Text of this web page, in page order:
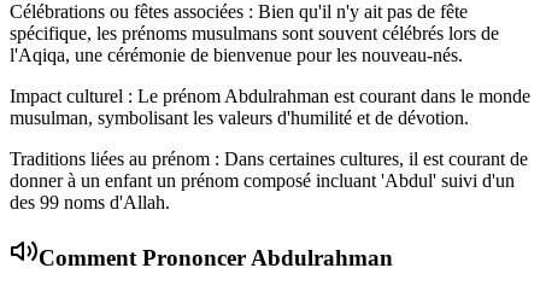
Célébrations ou fêtes associées : Bien qu'il n'y ait pas de fête
spécifique, les prénoms musulmans sont souvent célébrés lors de
l'Aqiqa, une cérémonie de bienvenue pour les nouveau-nés.
Impact culturel : Le prénom Abdulrahman est courant dans le monde
musulman, symbolisant les valeurs d'humilité et de dévotion.
Traditions liées au prénom : Dans certaines cultures, il est courant de
donner à un enfant un prénom composé incluant 'Abdul' suivi d'un
des 99 noms d'Allah.
Comment Prononcer Abdulrahman